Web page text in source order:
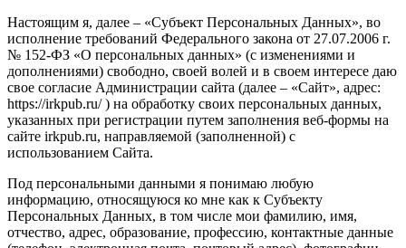
Настоящим я, далее – «Субъект Персональных Данных», во
исполнение требований Федерального закона от 27.07.2006 г.
№ 152-ФЗ «О персональных данных» (с изменениями и
дополнениями) свободно, своей волей и в своем интересе даю
свое согласие Администрации сайта (далее – «Сайт», адрес:
https://irkpub.ru/ ) на обработку своих персональных данных,
указанных при регистрации путем заполнения веб-формы на
сайте irkpub.ru, направляемой (заполненной) с
использованием Сайта.
Под персональными данными я понимаю любую
информацию, относящуюся ко мне как к Субъекту
Персональных Данных, в том числе мои фамилию, имя,
отчество, адрес, образование, профессию, контактные данные